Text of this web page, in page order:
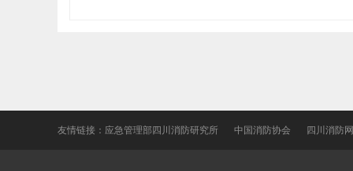
友情链接： 应急管理部四川消防研究所 中国消防协会 四川消防网